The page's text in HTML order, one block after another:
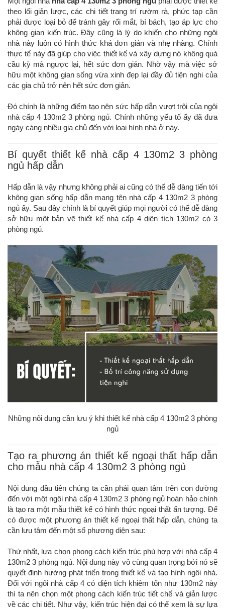
theo lối giản lược, các chi tiết trang trí rườm rà, phức tạp cần
phải được loại bỏ để tránh gây rối mắt, bí bách, tạo áp lực cho
không gian kiến trúc. Đây cũng là lý do khiến cho những ngôi
nhà này luôn có hình thức khá đơn giản và nhẹ nhàng. Chính
thực tế này đã giúp cho việc thiết kế và xây dựng nó không quá
cầu kỳ mà ngược lại, hết sức đơn giản. Nhờ vậy mà việc sở
hữu một không gian sống vừa xinh đẹp lại đầy đủ tiện nghi của
các gia chủ trở nên hết sức đơn giản.
Đó chính là những điểm tạo nên sức hấp dẫn vượt trội của ngôi
nhà cấp 4 130m2 3 phòng ngủ. Chính những yếu tố ấy đã đưa
ngày càng nhiều gia chủ đến với loại hình nhà ở này.
Bí quyết thiết kế nhà cấp 4 130m2 3 phòng
ngủ hấp dẫn
Hấp dẫn là vậy nhưng không phải ai cũng có thể dễ dàng tiến tới
không gian sống hấp dẫn mang tên nhà cấp 4 130m2 3 phòng
ngủ ấy. Sau đây chính là bí quyết giúp mọi người có thể dễ dàng
sở hữu một bản vẽ thiết kế nhà cấp 4 diện tích 130m2 có 3
phòng ngủ.
Những nôi dung cần lưu ý khi thiết kế nhà cấp 4 130m2 3 phòng
ngủ
Tạo ra phương án thiết kế ngoại thất hấp dẫn
cho mẫu nhà cấp 4 130m2 3 phòng ngủ
Nội dung đầu tiên chúng ta cần phải quan tâm trên con đường
đến với một ngôi nhà cấp 4 130m2 3 phòng ngủ hoàn hảo chính
là tạo ra một mẫu thiết kế có hình thức ngoại thất ấn tượng. Để
có được một phương án thiết kế ngoại thất hấp dẫn, chúng ta
cần lưu tâm đến một số phương diện sau:
Thứ nhất, lựa chọn phong cách kiến trúc phù hợp với nhà cấp 4
130m2 3 phòng ngủ. Nội dung này vô cùng quan trọng bởi nó sẽ
quyết định hướng phát triển trong thiết kế và tạo hình ngôi nhà.
Đối với ngôi nhà cấp 4 có diện tích khiêm tốn như 130m2 này
thì ta nên chọn một phong cách kiến trúc tiết chế và giản lược
về các chi tiết. Như vậy, kiến trúc hiện đại có thể xem là sự lựa